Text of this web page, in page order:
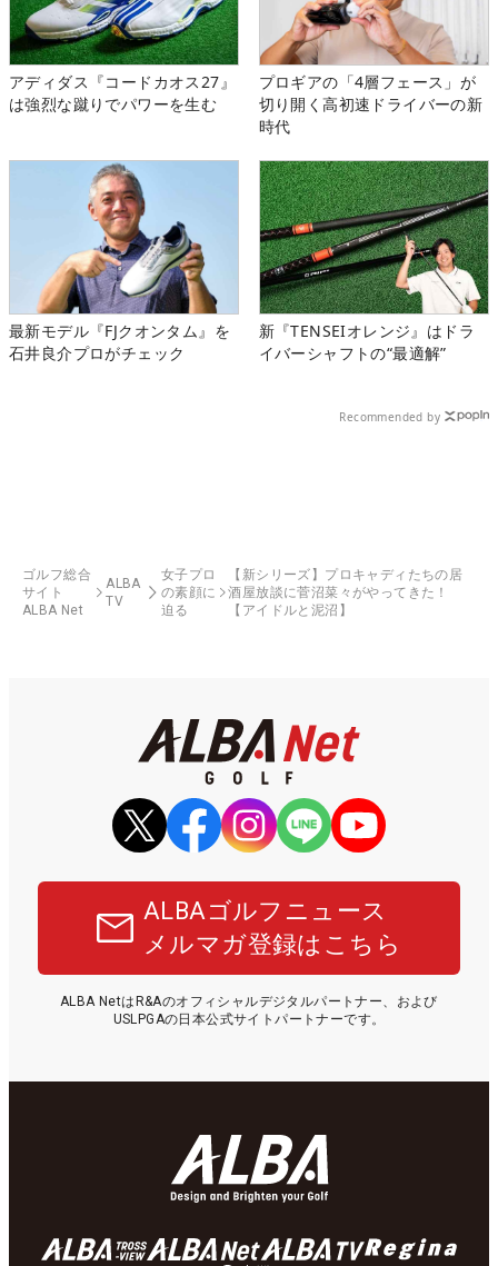
アディダス『コードカオス27』
は強烈な蹴りでパワーを生む
プロギアの「4層フェース」が
切り開く高初速ドライバーの新
時代
最新モデル『FJクオンタム』を
石井良介プロがチェック
新『TENSEIオレンジ』はドラ
イバーシャフトの“最適解”
Recommended by
ゴルフ総合
サイト
ALBA Net
ALBA
TV
女子プロ
の素顔に
迫る
【新シリーズ】プロキャディたちの居
酒屋放談に菅沼菜々がやってきた！
【アイドルと泥沼】
ALBAゴルフニュース
メルマガ登録はこちら
ALBA NetはR&Aのオフィシャルデジタルパートナー、および
USLPGAの日本公式サイトパートナーです。